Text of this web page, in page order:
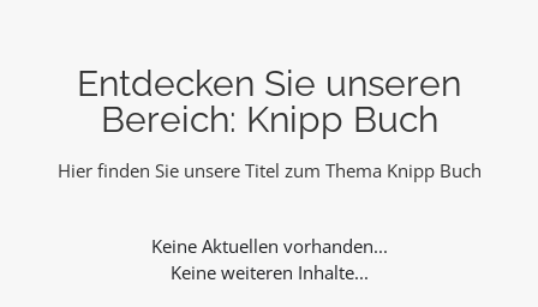
Entdecken Sie unseren
Bereich: Knipp Buch
Hier finden Sie unsere Titel zum Thema Knipp Buch
Keine weiteren Inhalte...